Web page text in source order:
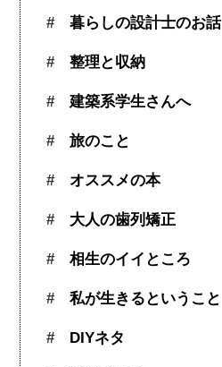
暮らしの設計士のお話
整理と収納
建築系学生さんへ
旅のこと
オススメの本
大人の歯列矯正
相生のイイところ
私が生きるということ
DIYネタ